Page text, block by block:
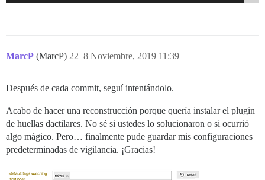
MarcP (MarcP) 8 Noviembre, 2019 11:39
22
Después de cada commit, seguí intentándolo.
Acabo de hacer una reconstrucción porque quería instalar el plugin
de huellas dactilares. No sé si ustedes lo solucionaron o si ocurrió
algo mágico. Pero… finalmente pude guardar mis configuraciones
predeterminadas de vigilancia. ¡Gracias!